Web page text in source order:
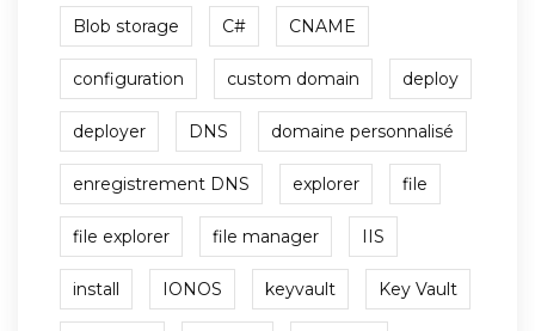
Blob storage C# CNAME
configuration custom domain deploy
deployer DNS domaine personnalisé
enregistrement DNS explorer file
file explorer file manager IIS
install IONOS keyvault Key Vault